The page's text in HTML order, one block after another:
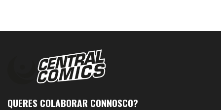
QUERES COLABORAR CONNOSCO?